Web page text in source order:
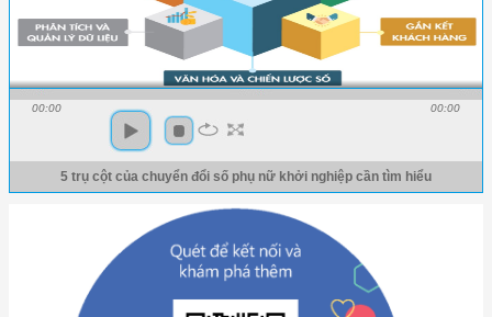
00:00 00:00
5 trụ cột của chuyển đổi số phụ nữ khởi nghiệp cần tìm hiểu